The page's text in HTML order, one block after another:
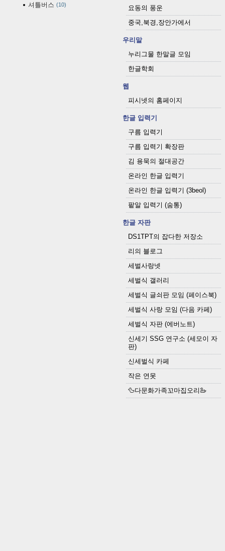
셔틀버스 10
요동의 풍운
중국,북경,장안가에서
우리말
누리그물 한말글 모임
한글학회
웹
피시넷의 홈페이지
한글 입력기
구름 입력기
구름 입력기 확장판
김 용묵의 절대공간
온라인 한글 입력기
온라인 한글 입력기 (3beol)
팥알 입력기 (숨통)
한글 자판
DS1TPT의 잡다한 저장소
리의 블로그
세벌사랑넷
세벌식 갤러리
세벌식 글쇠판 모임 (페이스북)
세벌식 사랑 모임 (다음 카페)
세벌식 자판 (에버노트)
신세기 SSG 연구소 (세모이 자
판)
신세벌식 카페
작은 연못
🦆다문화가족꼬마집오리🦢